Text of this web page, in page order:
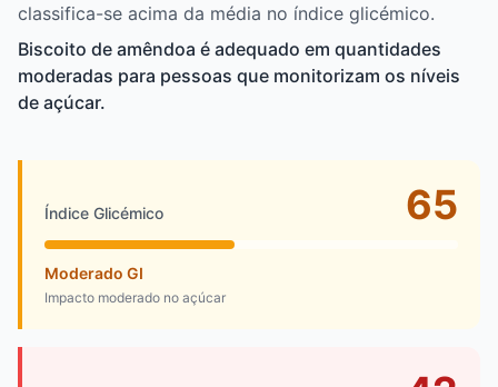
classifica-se acima da média no índice glicémico.
Biscoito de amêndoa é adequado em quantidades
moderadas para pessoas que monitorizam os níveis
de açúcar.
Índice Glicémico 65
Moderado GI
Impacto moderado no açúcar